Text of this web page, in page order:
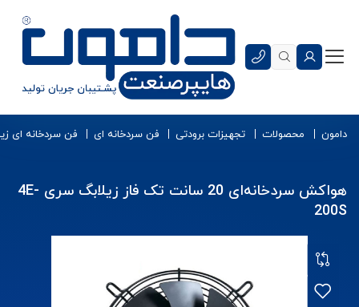
دامون محصولات تجهیزات برودتی فن سردخانه ای فن سردخانه‌ ای
هواکش سردخانه‌ای 20 سانت تک فاز زیلابگ سری 4E-
200S